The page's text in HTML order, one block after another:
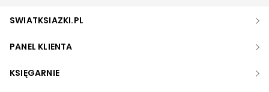
SWIATKSIAZKI.PL
PANEL KLIENTA
KSIĘGARNIE